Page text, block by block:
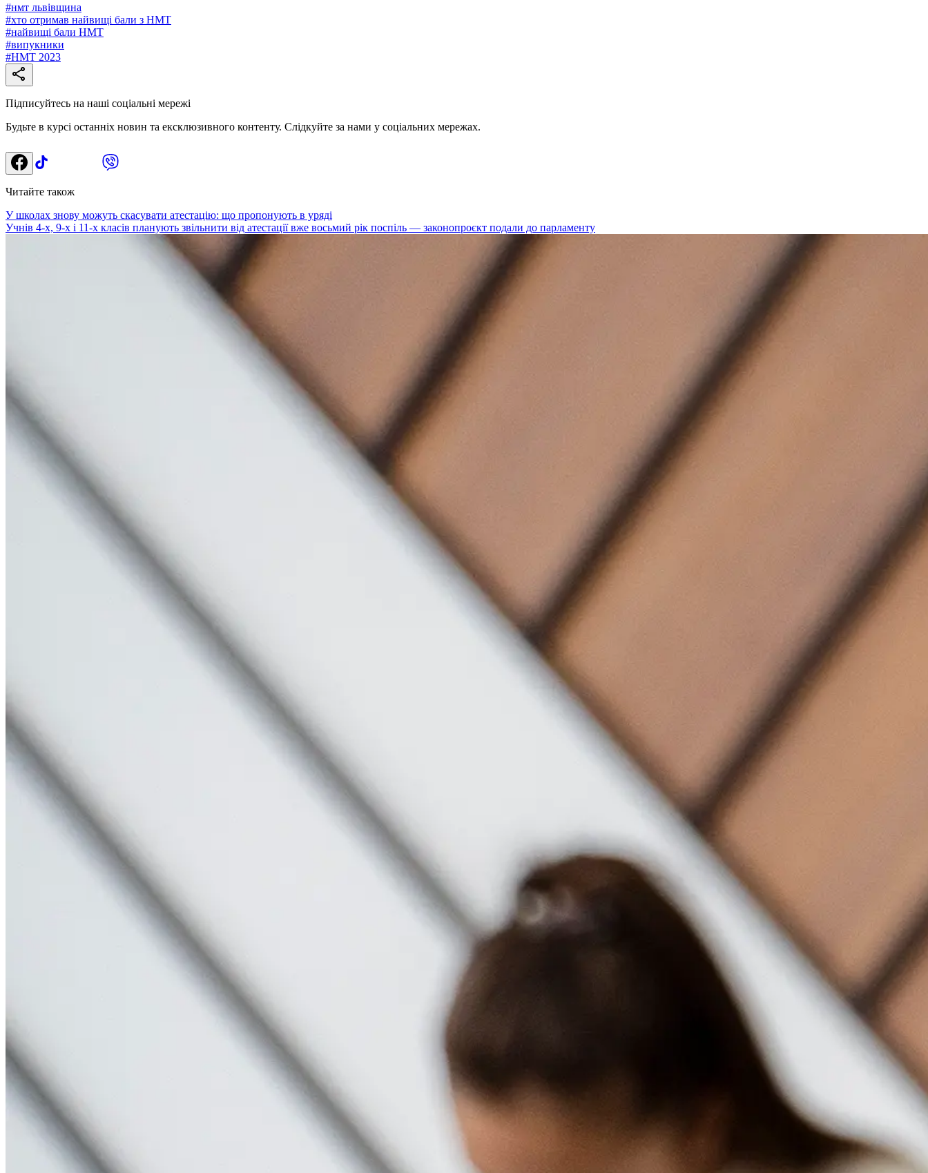
#нмт львівщина
#хто отримав найвищі бали з НМТ
#найвищі бали НМТ
#випукники
#НМТ 2023
Підписуйтесь на наші соціальні мережі
Будьте в курсі останніх новин та ексклюзивного контенту. Слідкуйте за нами у соціальних мережах.
Читайте також
У школах знову можуть скасувати атестацію: що пропонують в уряді
Учнів 4-х, 9-х і 11-х класів планують звільнити від атестації вже восьмий рік поспіль — законопроєкт подали до парламенту